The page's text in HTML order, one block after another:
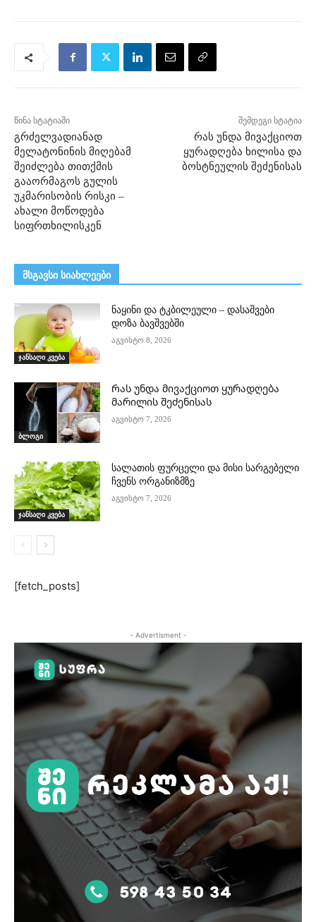
წინა სტატიაში
გრძელვადიანად
მელატონინის მიღებამ
შეიძლება თითქმის
გააორმაგოს გულის
უკმარისობის რისკი –
ახალი მოწოდება
სიფრთხილისკენ
შემდეგი სტატია
რას უნდა მივაქციოთ
ყურადღება ხილისა და
ბოსტნეულის შეძენისას
მსგავსი სიახლეები
ჯანსაღი კვება
ნაყინი და ტკბილეული – დასაშვები
დოზა ბავშვებში
აგვისტო 8, 2026
ბლოგი
Რას უნდა მივაქციოთ ყურადღება
მარილის შეძენისას
აგვისტო 7, 2026
ჯანსაღი კვება
სალათის ფურცელი და მისი სარგებელი
ჩვენს ორგანიზმზე
აგვისტო 7, 2026
[fetch_posts]
- Advertisment -